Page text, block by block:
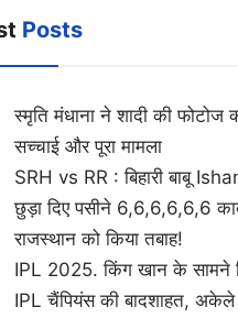
Posts
स्मृति मंधाना ने शादी की फोटोज
सच्चाई और पूरा मामला
SRH vs RR : बिहारी बाबू
छुड़ा दिए पसीने 6,6,6,6,6,6
राजस्थान को किया तबाह!
IPL 2025. किंग खान के सामने
IPL चैंपियंस की बादशाहत,